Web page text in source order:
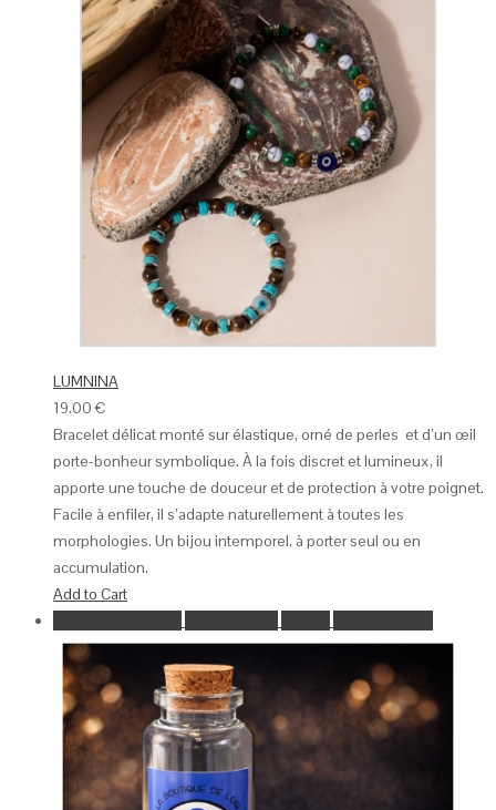
LUMNINA
19.00€
Bracelet délicat monté sur élastique, orné de perles et d’un œil
porte-bonheur symbolique. À la fois discret et lumineux, il
apporte une touche de douceur et de protection à votre poignet.
Facile à enfiler, il s’adapte naturellement à toutes les
morphologies. Un bijou intemporel, à porter seul ou en
accumulation.
Add to Cart